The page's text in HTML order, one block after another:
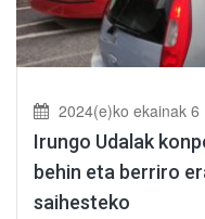
2024(e)ko ekainak 6
Irungo Udalak
behin eta berriro
saihesteko